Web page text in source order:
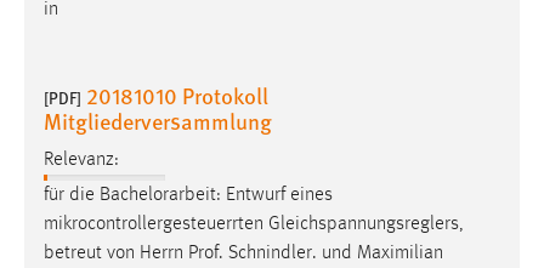
in
[PDF] 20181010 Protokoll
Mitgliederversammlung
Relevanz:
für die Bachelorarbeit: Entwurf eines
mikrocontrollergesteuerrten Gleichspannungsreglers,
betreut von Herrn Prof. Schnindler. und Maximilian
Diese Informationen helfen uns zu verstehen, wie
unsere Besucher unsere Website nutzen.
Matomo
Name: